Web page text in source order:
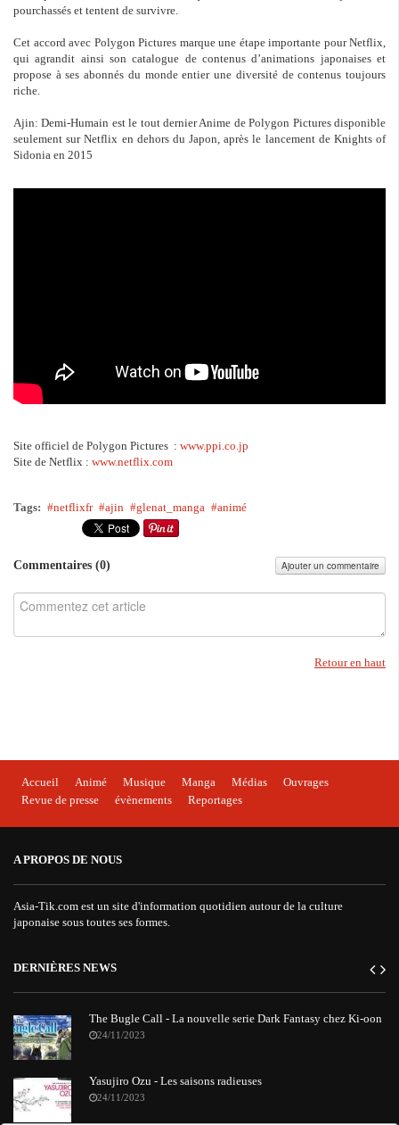
pourchassés et tentent de survivre.
Cet accord avec Polygon Pictures marque une étape importante pour Netflix,
qui agrandit ainsi son catalogue de contenus d’animations japonaises et
propose à ses abonnés du monde entier une diversité de contenus toujours
riche.
Ajin: Demi-Humain est le tout dernier Anime de Polygon Pictures disponible
seulement sur Netflix en dehors du Japon, après le lancement de Knights of
Sidonia en 2015
Site officiel de Polygon Pictures : www.ppi.co.jp
Site de Netflix : www.netflix.com
Tags: netflixfr ajin glenat_manga animé
Commentaires (0) Ajouter un commentaire
Retour en haut
Accueil Animé Musique Manga Médias
Ouvrages
Revue de presse
évènements Reportages
A PROPOS DE NOUS
Asia-Tik.com est un site d'information quotidien autour de la culture
japonaise sous toutes ses formes.
DERNIÈRES NEWS
The Bugle Call - La nouvelle serie Dark Fantasy chez Ki-oon
24/11/2023
Yasujiro Ozu - Les saisons radieuses
24/11/2023